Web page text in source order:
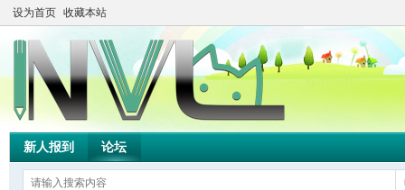
设为首页 收藏本站
新人报到 论坛